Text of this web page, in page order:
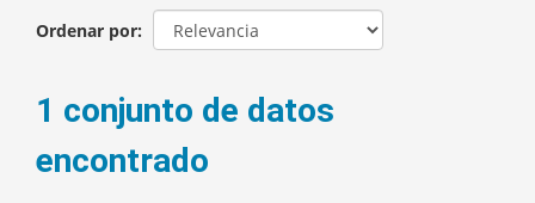
Ordenar por
1 conjunto de datos
encontrado